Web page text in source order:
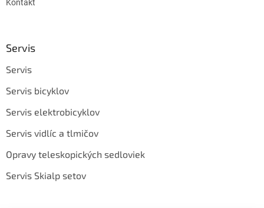
Kontakt
Servis
Servis
Servis bicyklov
Servis elektrobicyklov
Servis vidlíc a tlmičov
Opravy teleskopických sedloviek
Servis Skialp setov